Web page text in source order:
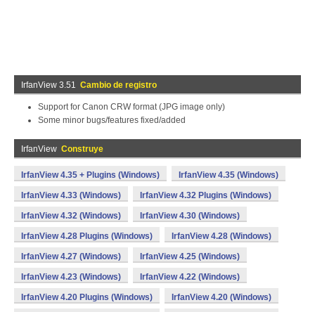
IrfanView 3.51 Cambio de registro
Support for Canon CRW format (JPG image only)
Some minor bugs/features fixed/added
IrfanView Construye
IrfanView 4.35 + Plugins (Windows) IrfanView 4.35 (Windows)
IrfanView 4.33 (Windows) IrfanView 4.32 Plugins (Windows)
IrfanView 4.32 (Windows) IrfanView 4.30 (Windows)
IrfanView 4.28 Plugins (Windows) IrfanView 4.28 (Windows)
IrfanView 4.27 (Windows) IrfanView 4.25 (Windows)
IrfanView 4.23 (Windows) IrfanView 4.22 (Windows)
IrfanView 4.20 Plugins (Windows) IrfanView 4.20 (Windows)